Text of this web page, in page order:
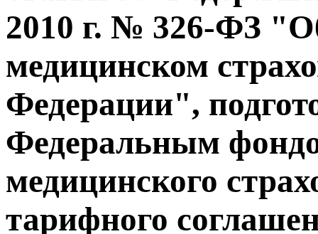
2010 г. № 326-ФЗ
медицинском
Федерации",
Федеральным
медицинского
тарифного